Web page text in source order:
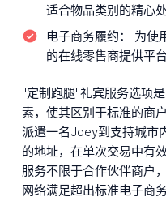
适合物品类别的精心
电子商务履约：
为使
的在线零售商提供平
"定制跑腿"礼宾服务选项
素，使其区别于标准的商
派遣一名Joey到支持城市
的地址，在单次交易中有
服务不限于合作伙伴商户
网络满足超出标准电子商